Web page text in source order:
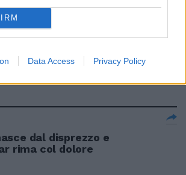
Data Access Privacy Policy
6 Mette pezze
finisce con altri tre
dal disprezzo e
rima col dolore